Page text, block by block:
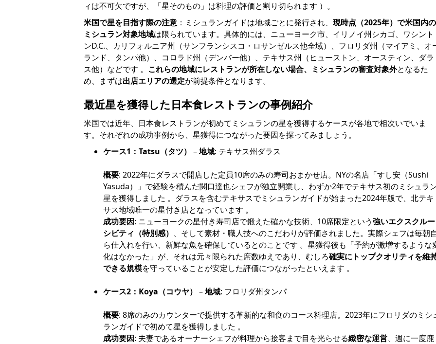
ィは不可欠ですが、「星そのもの」は料理の評価と割り切られます ）。
米国で星を目指す際の注意 ：ミシュランガイドは地域ごとに発行され、 現時点（2025年）で米国内の
ミシュラン対象地域は限られています。具体的には、ニューヨーク市、イリノイ州シカゴ、ワシント
ンD.C.、カリフォルニア州（サンフランシスコ・ロサンゼルス他全域）、フロリダ州（マイアミ、オ
ランド、タンパ他）、コロラド州（デンバー他）、テキサス州（ヒューストン、オースティン、ダラ
ス他）などです 。 これらの地域にレストランが所在しない場合、ミシュランの審査対象外となるた
め、まずは出店エリアの選定が前提条件となります。
最近星を獲得した日本食レストランの事例紹介
米国では近年、日本食レストランが初めてミシュランの星を獲得するケースが各地で相次いでいま
す。それぞれの成功事例から、星獲得につながった要因を探ってみましょう。
ケース1：Tatsu（タツ） –地域: テキサス州ダラス
概要: 2022年にダラスで開店した定員10席のみの寿司おまかせ店。NYの名店「すし安（Sushi
Yasuda）」で経験を積んだ関口達也シェフが独立開業し、わずか2年でテキサス初のミシュラ
星を獲得しました 。ダラスを含むテキサスでミシュランガイドが始まった2024年版で、北テキ
サス地域唯一の星付き店となっています 。
成功要因: ニューヨークの星付き寿司店で鍛えた確かな技術、10席限定という強いエクスクルー
シビティ（特別感） 、そして素材・職人技へのこだわりが評価されました。実際シェフは毎朝
ら仕入れを行い、新鮮な魚を確保しているとのことです 。星獲得後も「予約が激増するような
化はなかった」が、それは元々限られた席数ゆえであり、むしろ確実にトップクオリティを維
できる規模を守っていることが安定した評価につながったといえます 。
ケース2：Koya（コウヤ） –地域: フロリダ州タンパ
概要: 8席のみのカウンターで提供する革新的な和食のコース料理店。2023年にフロリダのミシ
ランガイドで初めて星を獲得しました 。
成功要因: 夫妻であるオーナーシェフが料理から接客まで目を光らせる緻密な運営、週に一度鹿